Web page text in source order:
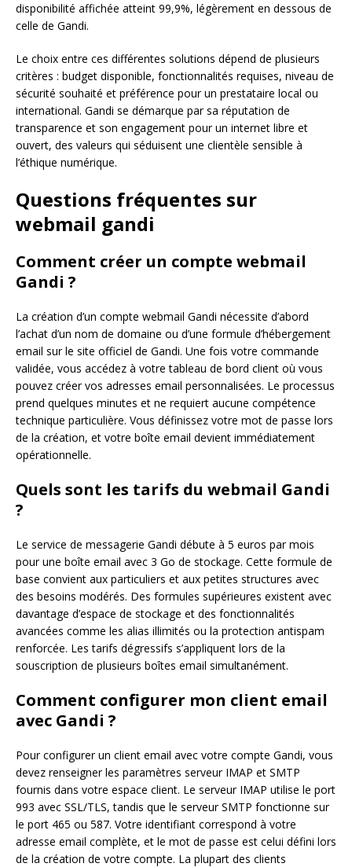
disponibilité affichée atteint 99,9%, légèrement en dessous de
celle de Gandi.
Le choix entre ces différentes solutions dépend de plusieurs
critères : budget disponible, fonctionnalités requises, niveau de
sécurité souhaité et préférence pour un prestataire local ou
international. Gandi se démarque par sa réputation de
transparence et son engagement pour un internet libre et
ouvert, des valeurs qui séduisent une clientèle sensible à
l’éthique numérique.
Questions fréquentes sur
webmail gandi
Comment créer un compte webmail
Gandi ?
La création d’un compte webmail Gandi nécessite d’abord
l’achat d’un nom de domaine ou d’une formule d’hébergement
email sur le site officiel de Gandi. Une fois votre commande
validée, vous accédez à votre tableau de bord client où vous
pouvez créer vos adresses email personnalisées. Le processus
prend quelques minutes et ne requiert aucune compétence
technique particulière. Vous définissez votre mot de passe lors
de la création, et votre boîte email devient immédiatement
opérationnelle.
Quels sont les tarifs du webmail Gandi
?
Le service de messagerie Gandi débute à 5 euros par mois
pour une boîte email avec 3 Go de stockage. Cette formule de
base convient aux particuliers et aux petites structures avec
des besoins modérés. Des formules supérieures existent avec
davantage d’espace de stockage et des fonctionnalités
avancées comme les alias illimités ou la protection antispam
renforcée. Les tarifs dégressifs s’appliquent lors de la
souscription de plusieurs boîtes email simultanément.
Comment configurer mon client email
avec Gandi ?
Pour configurer un client email avec votre compte Gandi, vous
devez renseigner les paramètres serveur IMAP et SMTP
fournis dans votre espace client. Le serveur IMAP utilise le port
993 avec SSL/TLS, tandis que le serveur SMTP fonctionne sur
le port 465 ou 587. Votre identifiant correspond à votre
adresse email complète, et le mot de passe est celui défini lors
de la création de votre compte. La plupart des clients